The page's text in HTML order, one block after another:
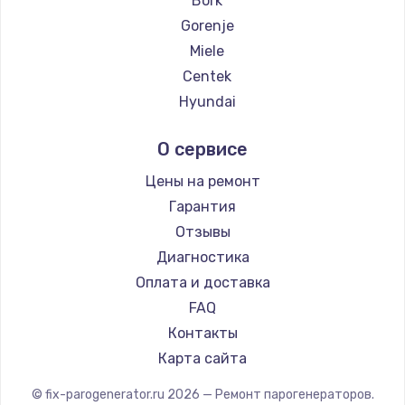
Заказать
Заказать
Замена датчиков
1000 руб.
Gorenje
Miele
Centek
Hyundai
DELTA
Silter
Chayka
Beko
Vivitek
RED solution
О сервисе
Цены на ремонт
Гарантия
Отзывы
Диагностика
Оплата и доставка
FAQ
Контакты
Карта сайта
© fix-parogenerator.ru 2026 — Ремонт парогенераторов.